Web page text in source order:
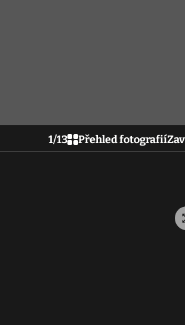
1/13 Přehled fotografií